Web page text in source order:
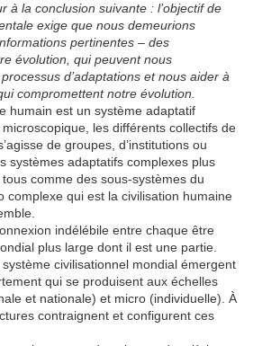
à la conclusion suivante : l’objectif de
exige que nous demeurions
pertinentes – des
évolution, qui peuvent nous
d’adaptations et nous aider à
compromettent notre évolution.
humain est un système adaptatif
les différents collectifs de
de groupes, d’institutions ou
systèmes adaptatifs complexes plus
comme des sous-systèmes du
complexe qui est la civilisation humaine
indélébile entre chaque être
plus large dont il est une partie.
civilisationnel mondial émergent
qui se produisent aux échelles
et nationale) et micro (individuelle). À
contraignent et configurent ces